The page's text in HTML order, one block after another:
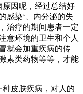
因呢，经过总结好
感染‘、内分泌的失
治疗的期间患者一定
意环境的卫生和个人
就会加重疾病的传
素类药物等等，才能
皮肤疾病，对人的